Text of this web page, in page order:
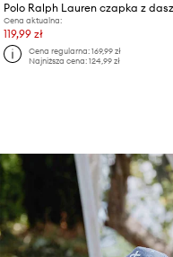
Cena aktualna:
119,99 zł
Cena regularna: 169,99 zł
Najniższa cena: 124,99 zł